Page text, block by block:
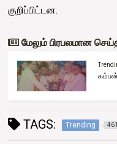
குறிப்பிட்டன.
மேலும் பிரபலமான
கம்பன்
TAGS: Trending